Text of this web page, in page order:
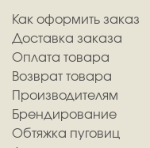
Как оформить заказ
Доставка заказа
Оплата товара
Возврат товара
Производителям
Брендирование
Обтяжка пуговиц